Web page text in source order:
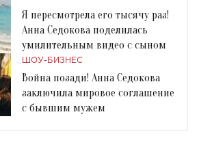
Я пересмотрела его тысячу раз!
Анна Седокова поделилась
умилительным видео с сыном
ШОУ-БИЗНЕС
Война позади! Анна Седокова
заключила мировое соглашение
с бывшим мужем